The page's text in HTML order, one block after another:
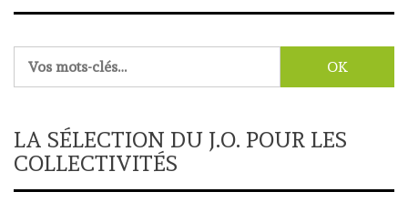
LA SÉLECTION DU J.O. POUR LES
COLLECTIVITÉS